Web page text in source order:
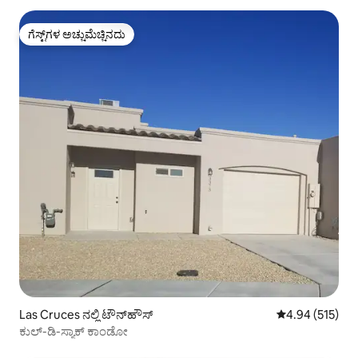
ಗೆಸ್ಟ್‌ಗಳ ಅಚ್ಚುಮೆಚ್ಚಿನದು
ಗೆಸ್ಟ್‌ಗಳ ಅಚ್ಚುಮೆಚ್ಚಿನದು
Las Cruces ನಲ್ಲಿ ಟೌನ್‌ಹೌಸ್ 5 ರಲ್ಲಿ 4.94
4.94 (515)
ಕುಲ್-ಡಿ-ಸ್ಯಾಕ್ ಕಾಂಡೋ